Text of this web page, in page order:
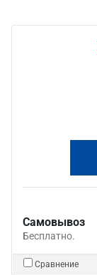
Самовывоз
Бесплатно.
Сравнение